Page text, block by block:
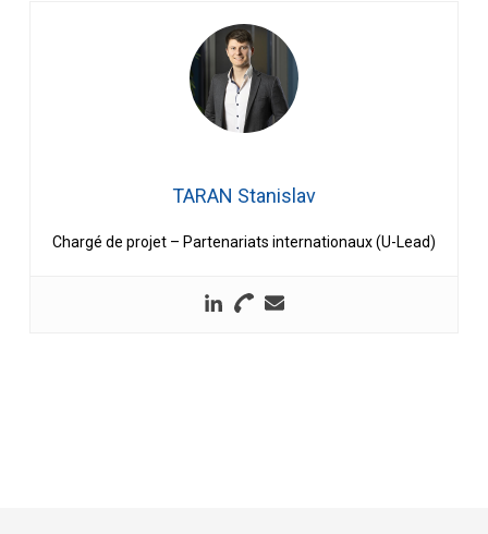
TARAN Stanislav
Chargé de projet – Partenariats internationaux (U-Lead)